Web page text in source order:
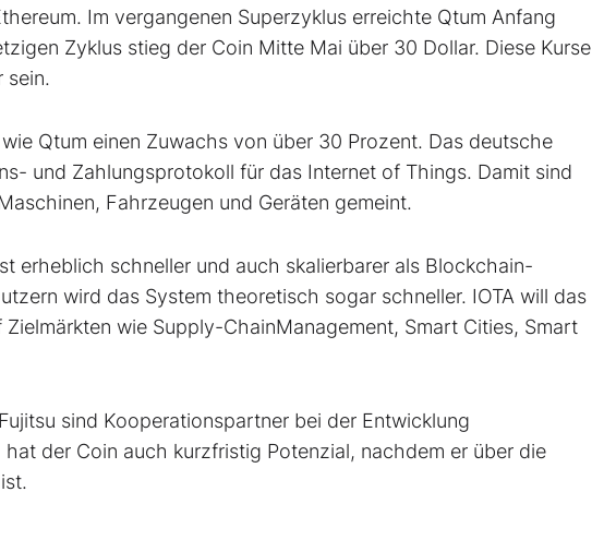
Im vergangenen Superzyklus erreichte Qtum Anfang
Zyklus stieg der Coin Mitte Mai über 30 Dollar. Diese Kurse
sein.
Qtum einen Zuwachs von über 30 Prozent. Das deutsche
und Zahlungsprotokoll für das Internet of Things. Damit sind
Fahrzeugen und Geräten gemeint.
erheblich schneller und auch skalierbarer als Blockchain-
wird das System theoretisch sogar schneller. IOTA will das
wie Supply-ChainManagement, Smart Cities, Smart
sind Kooperationspartner bei der Entwicklung
der Coin auch kurzfristig Potenzial, nachdem er über die